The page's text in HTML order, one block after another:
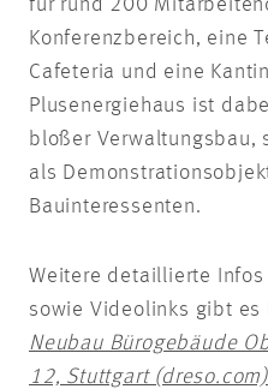
für rund 200
Konferenzbereich, eine
Cafeteria und eine
Plusenergiehaus ist
bloßer Verwaltungsbau,
als
Bauinteressenten.
Weitere detaillierte Infos
sowie Videolinks gibt es
Neubau Bürogebäude
12, Stuttgart (dreso.com)